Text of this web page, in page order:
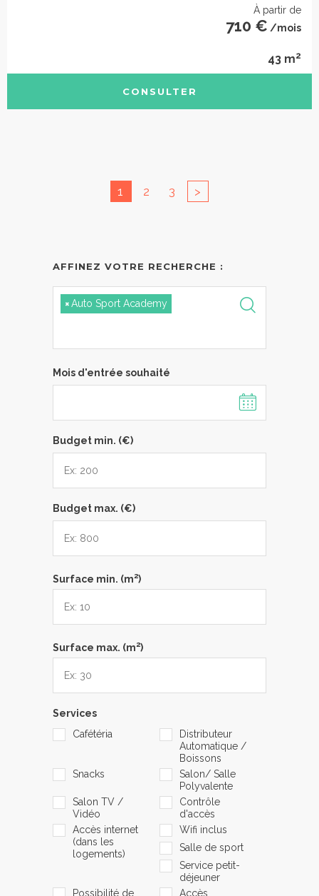
À partir de
710 € /mois
43 m2
CONSULTER
1 2 3 >
AFFINEZ VOTRE RECHERCHE :
×Auto Sport Academy
Mois d'entrée souhaité
Budget min. (€)
Budget max. (€)
Surface min. (m2)
Surface max. (m2)
Services
Cafétéria
Distributeur
Automatique /
Boissons
Snacks
Salon/ Salle
Polyvalente
Salon TV /
Vidéo
Contrôle
d'accès
Accès internet
(dans les
logements)
Wifi inclus
Salle de sport
Service petit-
déjeuner
Possibilité de
Accès